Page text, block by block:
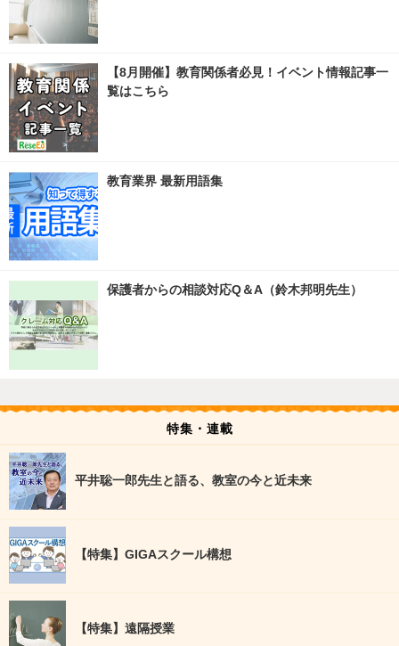
【8月開催】教育関係者必見！イベント情報記事一
覧はこちら
教育業界 最新用語集
保護者からの相談対応Q＆A（鈴木邦明先生）
特集・連載
平井聡一郎先生と語る、教室の今と近未来
【特集】GIGAスクール構想
【特集】遠隔授業